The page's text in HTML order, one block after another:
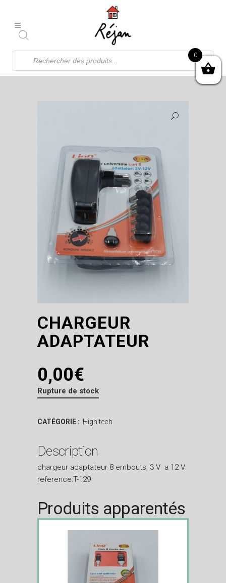
Recherche
produits
CHARGEUR
ADAPTATEUR
0,00€
Rupture de stock
CATÉGORIE : High tech
Description
chargeur adaptateur 8 embouts, 3 V a 12 V
reference:T-129
Produits apparentés
0